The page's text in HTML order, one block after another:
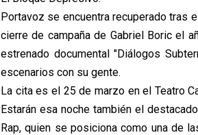
Portavoz se encuentra recuperado tras
cierre de campaña de Gabriel Boric el
estrenado documental "Diálogos
escenarios con su gente.
La cita es el 25 de marzo en el Teatro
Estarán esa noche también el
Rap, quien se posiciona como una de